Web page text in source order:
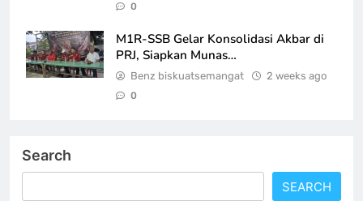
0
M1R-SSB Gelar Konsolidasi Akbar di
PRJ, Siapkan Munas…
Benz biskuatsemangat 2 weeks ago
0
Search
SEARCH